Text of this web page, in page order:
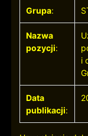
Grupa:
Nazwa
pozycji:
i
Data
publikacji: